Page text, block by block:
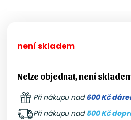
není skladem
Nelze objednat, není
Při nákupu nad600 Kč
Při nákupu nad 500 Kč